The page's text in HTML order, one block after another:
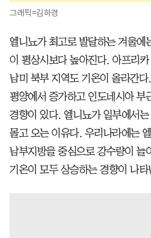
그래픽=김하경
엘니뇨가 최고로 발달하는 겨울에
이 평상시보다 높아진다. 아프리
남미 북부 지역도 기온이 올라간
평양에서 증가하고 인도네시아 부
경향이 있다. 엘니뇨가 일부에서
몰고 오는 이유다. 우리나라에는
남부지방을 중심으로 강수량이 늘
기온이 모두 상승하는 경향이 나타